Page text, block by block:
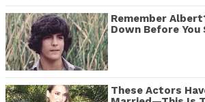
Remember
Down Before You
These Actors